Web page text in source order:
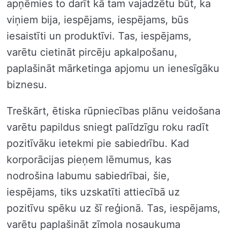
apņēmies to darīt kā tam vajadzētu būt, ka
viņiem bija, iespējams, iespējams, būs
iesaistīti un produktīvi. Tas, iespējams,
varētu cietināt pircēju apkalpošanu,
paplašināt mārketinga apjomu un ienesīgāku
biznesu.
Treškārt, ētiska rūpniecības plānu veidošana
varētu papildus sniegt palīdzīgu roku radīt
pozitīvāku ietekmi pie sabiedrību. Kad
korporācijas pieņem lēmumus, kas
nodrošina labumu sabiedrībai, šie,
iespējams, tiks uzskatīti attiecībā uz
pozitīvu spēku uz šī reģionā. Tas, iespējams,
varētu paplašināt zīmola nosaukuma